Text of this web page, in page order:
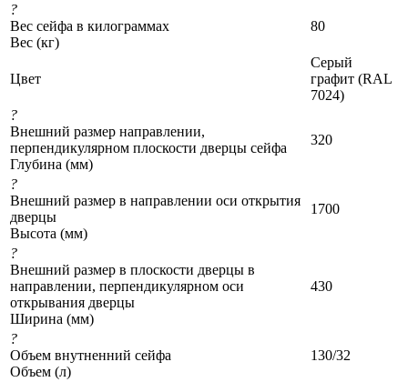
?
Вес сейфа в килограммах
Вес (кг)
80
Цвет
Серый
графит (RAL
7024)
?
Внешний размер направлении,
перпендикулярном плоскости дверцы сейфа
Глубина (мм)
320
?
Внешний размер в направлении оси открытия
дверцы
Высота (мм)
1700
?
Внешний размер в плоскости дверцы в
направлении, перпендикулярном оси
открывания дверцы
Ширина (мм)
430
?
Объем внутненний сейфа
Объем (л)
130/32